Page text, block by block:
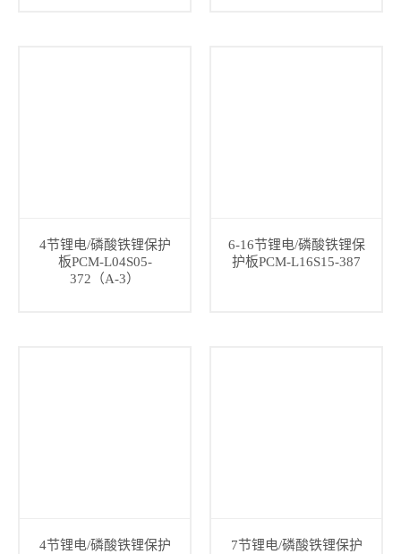
4节锂电/磷酸铁锂保护
板PCM-L04S05-
372（A-3）
6-16节锂电/磷酸铁锂保
护板PCM-L16S15-387
4节锂电/磷酸铁锂保护
7节锂电/磷酸铁锂保护